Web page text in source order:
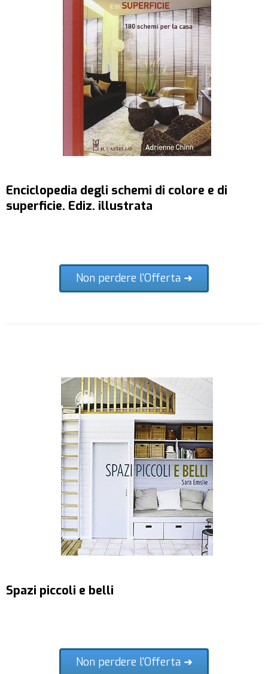
Enciclopedia degli schemi di colore e di
superficie. Ediz. illustrata
Non perdere l'Offerta ➜
Spazi piccoli e belli
Non perdere l'Offerta ➜